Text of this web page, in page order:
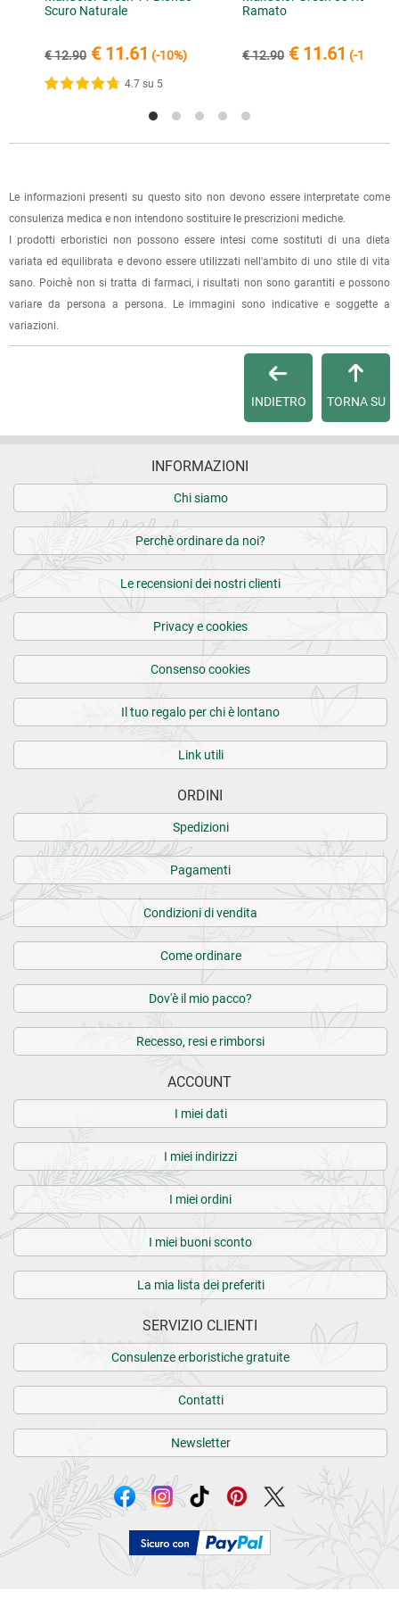
negozio" al momento della scelta della modalità di
spedizione, in questo modo non ti verranno addebitate le
spese di spedizione e sarai avvisato con una e-mail quando
l'ordine sarà pronto per il ritiro.
(selezionando l'apposita casella del modulo d'ordine e
specificando l'indirizzo di fatturazione).
Dalla tuaArea Clientepotrai verificare lo stato di lavorazione
dell'ordine e lo stato della spedizione.
Per qualsiasi informazione, contattaci via
Condizioni di vendita
conferma dell'ordine.
Scuro Naturale
€ 12.90 € 11.61 (-10%)
4.7 su 5
Ramato
€ 12.90 € 11.61 (-10%)
Le informazioni presenti su questo sito non devono essere interpretate come
consulenza medica e non intendono sostituire le prescrizioni mediche.
I prodotti erboristici non possono essere intesi come sostituti di una dieta
variata ed equilibrata e devono essere utilizzati nell'ambito di uno stile di vita
sano. Poichè non si tratta di farmaci, i risultati non sono garantiti e possono
variare da persona a persona. Le immagini sono indicative e soggette a
variazioni.
TORNA SU
INDIETRO
INFORMAZIONI
Chi siamo
Perchè ordinare da noi?
Le recensioni dei nostri clienti
Privacy e cookies
Consenso cookies
Il tuo regalo per chi è lontano
Link utili
ORDINI
Spedizioni
Pagamenti
Condizioni di vendita
Come ordinare
Dov'è il mio pacco?
Recesso, resi e rimborsi
ACCOUNT
I miei dati
I miei indirizzi
I miei ordini
I miei buoni sconto
La mia lista dei preferiti
SERVIZIO CLIENTI
Consulenze erboristiche gratuite
Contatti
Newsletter